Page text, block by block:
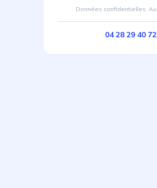
Données confidentielles.
04 28 29 40 72